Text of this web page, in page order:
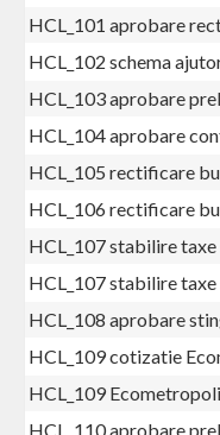
HCL_101 aprobare
HCL_102 schema
HCL_103 aprobare
HCL_104 aprobare
HCL_105 rectificare
HCL_106 rectificare
HCL_107 stabilire
HCL_107 stabilire
HCL_108 aprobare
HCL_109 cotizatie
HCL_109
HCL_110 aprobare